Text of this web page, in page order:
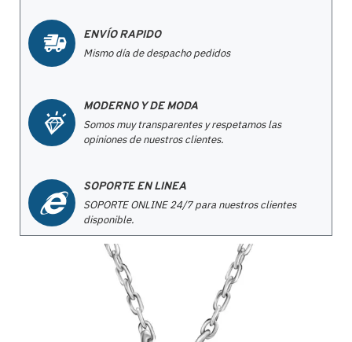
ENVÍO RAPIDO
Mismo día de despacho pedidos
MODERNO Y DE MODA
Somos muy transparentes y respetamos las
opiniones de nuestros clientes.
SOPORTE EN LINEA
SOPORTE ONLINE 24/7 para nuestros clientes
disponible.